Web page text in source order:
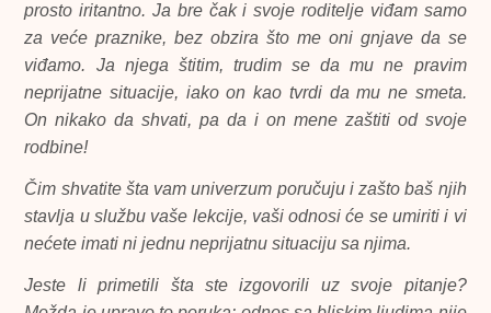
prosto iritantno. Ja bre čak i svoje roditelje viđam samo
za veće praznike, bez obzira što me oni gnjave da se
viđamo. Ja njega štitim, trudim se da mu ne pravim
neprijatne situacije, iako on kao tvrdi da mu ne smeta.
On nikako da shvati, pa da i on mene zaštiti od svoje
rodbine!
Čim shvatite šta vam univerzum poručuju i zašto baš njih
stavlja u službu vaše lekcije, vaši odnosi će se umiriti i vi
nećete imati ni jednu neprijatnu situaciju sa njima.
Jeste li primetili šta ste izgovorili uz svoje pitanje?